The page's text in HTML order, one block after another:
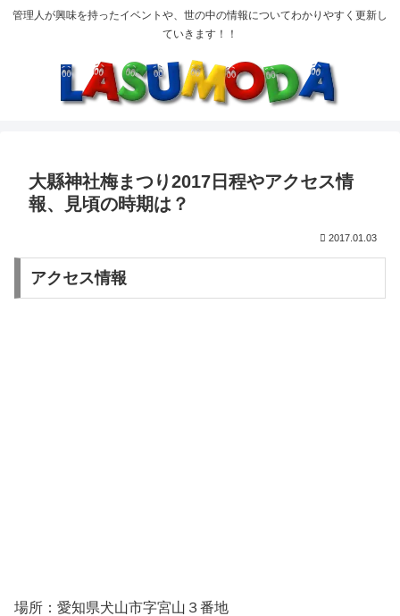
管理人が興味を持ったイベントや、世の中の情報についてわかりやすく更新し
ていきます！！
大縣神社梅まつり2017日程やアクセス情
報、見頃の時期は？
2017.01.03
アクセス情報
場所：愛知県犬山市字宮山３番地